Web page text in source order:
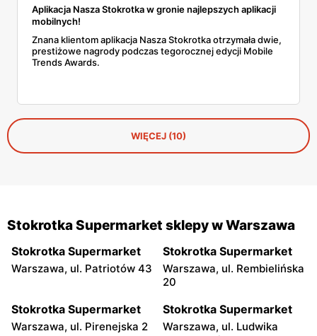
Aplikacja Nasza Stokrotka w gronie najlepszych aplikacji
mobilnych!
Znana klientom aplikacja Nasza Stokrotka otrzymała dwie,
prestiżowe nagrody podczas tegorocznej edycji Mobile
Trends Awards.
WIĘCEJ (10)
Stokrotka Supermarket sklepy w Warszawa
Stokrotka Supermarket
Warszawa, ul. Patriotów 43
Stokrotka Supermarket
Warszawa, ul. Rembielińska
20
Stokrotka Supermarket
Warszawa, ul. Pirenejska 2
Stokrotka Supermarket
Warszawa, ul. Ludwika